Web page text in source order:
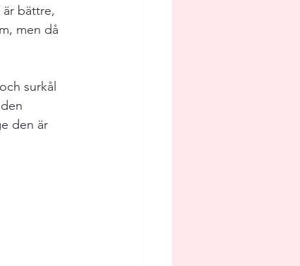
bättre,
men då
surkål
den är